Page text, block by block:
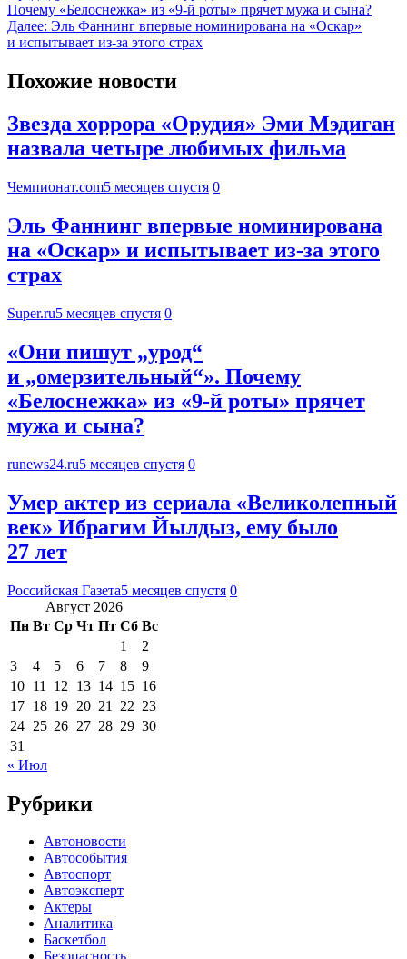
Почему «Белоснежка» из «9-й роты» прячет мужа и сына?
Далее: Эль Фаннинг впервые номинирована на «Оскар»
и испытывает из-за этого страх
Похожие новости
Звезда хоррора «Орудия» Эми Мэдиган
назвала четыре любимых фильма
Чемпионат.com5 месяцев спустя 0
Эль Фаннинг впервые номинирована
на «Оскар» и испытывает из-за этого
страх
Super.ru5 месяцев спустя 0
«Они пишут „урод“
и „омерзительный“». Почему
«Белоснежка» из «9-й роты» прячет
мужа и сына?
runews24.ru5 месяцев спустя 0
Умер актер из сериала «Великолепный
век» Ибрагим Йылдыз, ему было
27 лет
Российская Газета5 месяцев спустя 0
Август 2026
Пн Вт Ср Чт Пт Сб Вс
1
2
3
4 5 6 7 8
9
10 11 12 13 14 15 16
17 18 19 20 21 22 23
24 25 26 27 28 29 30
31
« Июл
Рубрики
Автоновости
Автособытия
Автоспорт
Автоэксперт
Актеры
Аналитика
Баскетбол